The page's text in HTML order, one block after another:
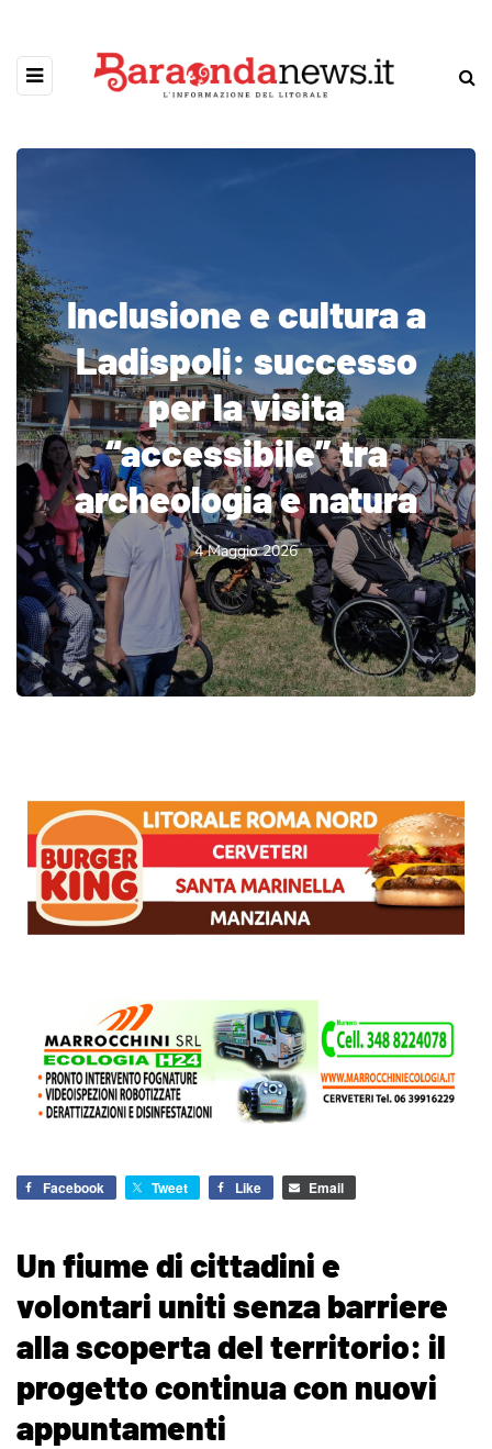
Inclusione e cultura a
Ladispoli: successo
per la visita
“accessibile” tra
archeologia e natura
4 Maggio 2026
Facebook Tweet Like Email
Un fiume di cittadini e
volontari uniti senza barriere
alla scoperta del territorio: il
progetto continua con nuovi
appuntamenti